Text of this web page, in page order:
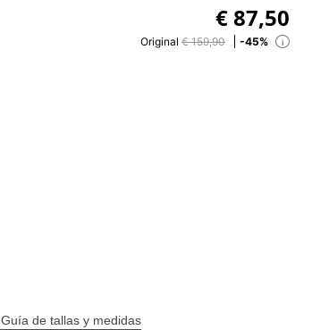
€87,50
Original € 159,90 -45% i
Guía de tallas y medidas